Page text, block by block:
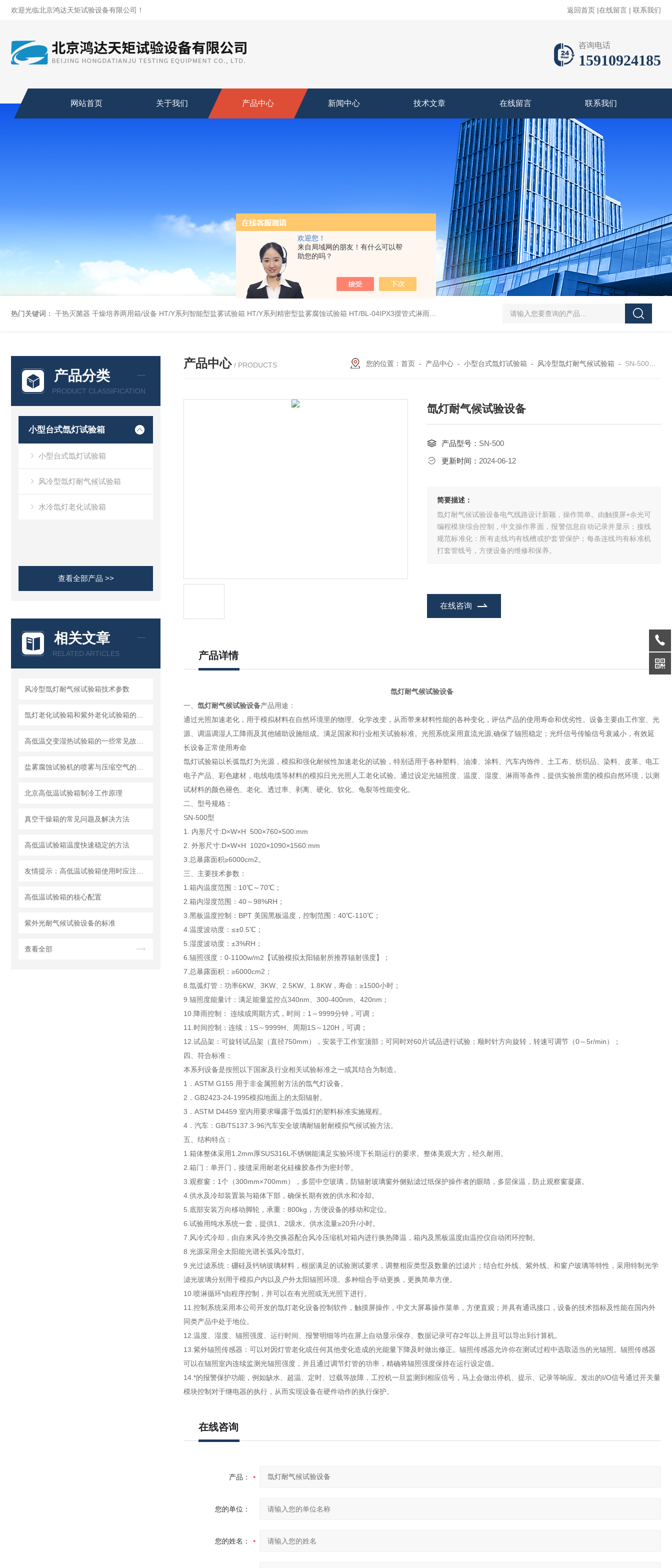
欢迎您！
来自局域网的朋友！有什么可以帮
助您的吗？
欢迎光临北京鸿达天矩试验设备有限公司！ 返回首页 |在线留言 | 联系我们
咨询电话
15910924185
网站首页 关于我们 产品中心 新闻中心 技术文章 在线留言 联系我们
热门关键词： 干热灭菌器 干燥培养两用箱/设备 HT/Y系列智能型盐雾试验箱 HT/Y系列精密型盐雾腐蚀试验箱 HT/BL-04IPX3摆管式淋雨试验机 HT/SC-800砂尘试验机厂家 HT/GDSJ-80天津小型高低温交变湿热试验
产品分类
PRODUCT CLASSIFICATION
小型台式氙灯试验箱
小型台式氙灯试验箱
风冷型氙灯耐气候试验箱
水冷氙灯老化试验箱
查看全部产品 >>
相关文章
RELATED ARTICLES
风冷型氙灯耐气候试验箱技术参数
北京高低温试验箱制冷工作原理
真空干燥箱的常见问题及解决方法
高低温试验箱温度快速稳定的方法
高低温试验箱的核心配置
紫外光耐气候试验设备的标准
查看全部
产品中心 / PRODUCTS 您的位置： 首页- 产品中心- 小型台式氙灯试验箱 - 风冷型氙灯耐气候试验箱 - SN-500氙灯耐气候试验设备
氙灯耐气候试验设备
产品型号： SN-500
更新时间： 2024-06-12
简要描述：
氙灯耐气候试验设备电气线路设计新颖，操作简单。由触摸屏+余光可
编程模块综合控制，中文操作界面，报警信息自动记录并显示；接线
规范标准化：所有走线均有线槽或护套管保护；每条连线均有标准机
打套管线号，方便设备的维修和保养。
在线咨询
产品详情
氙灯耐气候试验设备
一、 氙灯耐气候试验设备产品用途：
通过光照加速老化，用于模拟材料在自然环境里的物理、化学改变，从而带来材料性能的各种变化，评估产品的使用寿命和优劣性。设备主要由工作室、光
源、调温调湿人工降雨及其他辅助设施组成。满足国家和行业相关试验标准。光照系统采用直流光源,确保了辐照稳定；光纤信号传输信号衰减小，有效延
长设备正常使用寿命
氙灯试验箱以长弧氙灯为光源，模拟和强化耐候性加速老化的试验，特别适用于各种塑料、油漆、涂料、汽车内饰件、土工布、纺织品、染料、皮革、电工
电子产品、彩色建材，电线电缆等材料的模拟日光光照人工老化试验。通过设定光辐照度、温度、湿度、淋雨等条件，提供实验所需的模拟自然环境，以测
试材料的颜色褪色、老化、透过率、剥离、硬化、软化、龟裂等性能变化。
二、型号规格：
SN-500型
1. 内形尺寸:D×W×H 500×760×500:mm
2. 外形尺寸:D×W×H 1020×1090×1560:mm
3.总暴露面积≥6000cm2。
三、 主要技术参数：
1.箱内温度范围：10℃～70℃；
2.箱内湿度范围：40～98%RH；
3.黑板温度控制：BPT 美国黑板温度，控制范围：40℃-110℃；
4.温度波动度：≤±0.5℃；
5.湿度波动度：±3%RH；
6.辐照强度：0-1100w/m2【试验模拟太阳辐射所推荐辐射强度】；
7.总暴露面积：≥6000cm2；
8.氙弧灯管：功率6KW、3KW、2.5KW、1.8KW，寿命：≥1500小时；
9.辐照度能量计：满足能量监控点340nm、300-400nm、420nm；
10.降雨控制： 连续或周期方式，时间：1～9999分钟，可调；
11.时间控制：连续：1S～9999H、周期1S～120H，可调；
12.试品架：可旋转试品架（直径750mm），安装于工作室顶部；可同时对60片试品进行试验；顺时针方向旋转，转速可调节（0～5r/min）；
四、符合标准：
本系列设备是按照以下国家及行业相关试验标准之一或其结合为制造。
1．ASTM G155 用于非金属照射方法的氙气灯设备。
2．GB2423-24-1995模拟地面上的太阳辐射。
3．ASTM D4459 室内用要求曝露于氙弧灯的塑料标准实施规程。
4．汽车：GB/T5137.3-96汽车安全玻璃耐辐射耐模拟气候试验方法。
五、 结构特点：
1.箱体整体采用1.2mm厚SUS316L不锈钢能满足实验环境下长期运行的要求。整体美观大方，经久耐用。
2.箱门：单开门，接缝采用耐老化硅橡胶条作为密封带。
3.观察窗：1个（300mm×700mm），多层中空玻璃，防辐射玻璃窗外侧贴滤过纸保护操作者的眼睛，多层保温，防止观察窗凝露。
4.供水及冷却装置装与箱体下部，确保长期有效的供水和冷却。
5.底部安装万向移动脚轮，承重：800kg，方便设备的移动和定位。
6.试验用纯水系统一套，提供1、2级水。供水流量≥20升/小时。
7.风冷式冷却，由自来风冷热交换器配合风冷压缩机对箱内进行换热降温，箱内及黑板温度由温控仪自动闭环控制。
8.光源采用全太阳能光谱长弧风冷氙灯。
9.光过滤系统：硼硅及钙钠玻璃材料，根据满足的试验测试要求，调整相应类型及数量的过滤片；结合红外线、紫外线、和窗户玻璃等特性，采用特制光学
滤光玻璃分别用于模拟户内以及户外太阳辐照环境。多种组合手动更换，更换简单方便。
10.喷淋循环*由程序控制，并可以在有光照或无光照下进行。
11.控制系统采用本公司开发的氙灯老化设备控制软件，触摸屏操作，中文大屏幕操作菜单，方便直观；并具有通讯接口，设备的技术指标及性能在国内外
同类产品中处于地位。
12.温度、湿度、辐照强度、运行时间、报警明细等均在屏上自动显示保存、数据记录可存2年以上并且可以导出到计算机。
13.紫外辐照传感器：可以对因灯管老化或任何其他变化造成的光能量下降及时做出修正。辐照传感器允许你在测试过程中选取适当的光辐照。辐照传感器
可以在辐照室内连续监测光辐照强度，并且通过调节灯管的功率，精确将辐照强度保持在运行设定值。
14.*的报警保护功能，例如缺水、超温、定时、过载等故障，工控机一旦监测到相应信号，马上会做出停机、提示、记录等响应。发出的I/O信号通过开关量
模块控制对于继电器的执行，从而实现设备在硬件动作的执行保护。
在线咨询
产品：
您的单位：
您的姓名：